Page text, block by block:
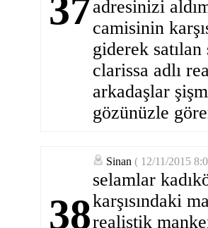
37adresinizi
camisinin
giderek
clarissa adlı
arkadaşlar
gözünüzle
38
Sinan ( 12/11/2015
selamlar
karşısındaki
realistik